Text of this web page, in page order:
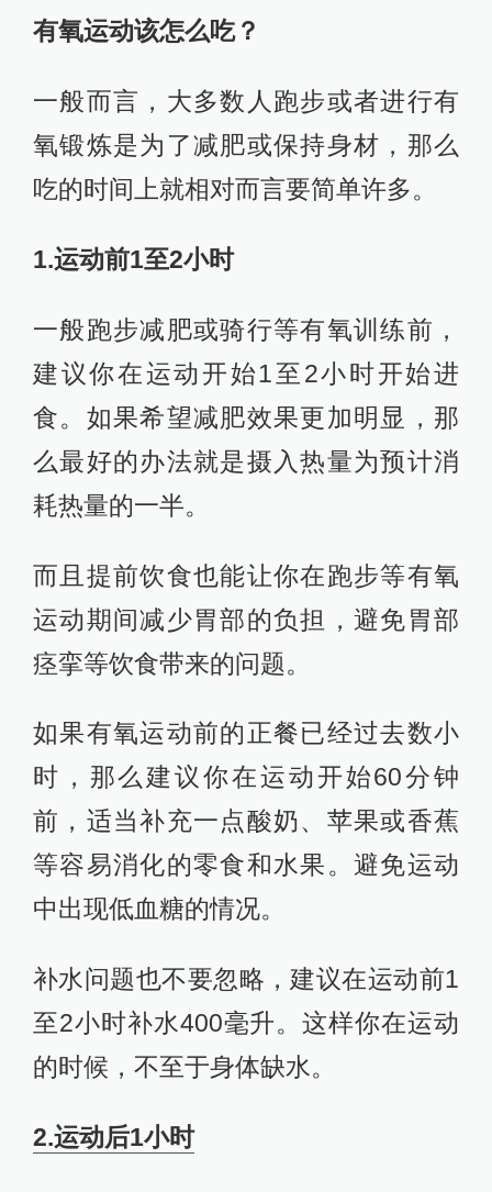
有氧运动该怎么吃？
一般而言，大多数人跑步或者进行有
氧锻炼是为了减肥或保持身材，那么
吃的时间上就相对而言要简单许多。
1.运动前1至2小时
一般跑步减肥或骑行等有氧训练前，
建议你在运动开始1至2小时开始进
食。如果希望减肥效果更加明显，那
么最好的办法就是摄入热量为预计消
耗热量的一半。
而且提前饮食也能让你在跑步等有氧
运动期间减少胃部的负担，避免胃部
痉挛等饮食带来的问题。
如果有氧运动前的正餐已经过去数小
时，那么建议你在运动开始60分钟
前，适当补充一点酸奶、苹果或香蕉
等容易消化的零食和水果。避免运动
中出现低血糖的情况。
补水问题也不要忽略，建议在运动前1
至2小时补水400毫升。这样你在运动
的时候，不至于身体缺水。
2.运动后1小时